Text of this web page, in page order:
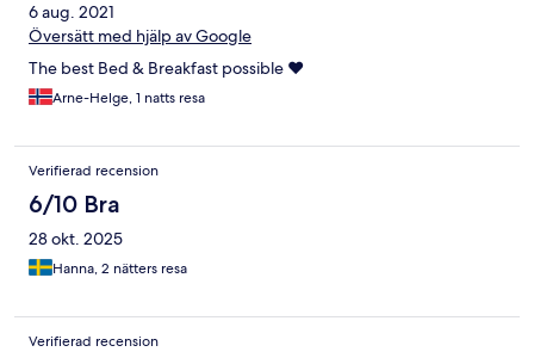
6 aug. 2021
Översätt med hjälp av Google
The best Bed & Breakfast possible ❤️
Arne-Helge, 1 natts resa
Verifierad recension
6/10 Bra
28 okt. 2025
Hanna, 2 nätters resa
Verifierad recension